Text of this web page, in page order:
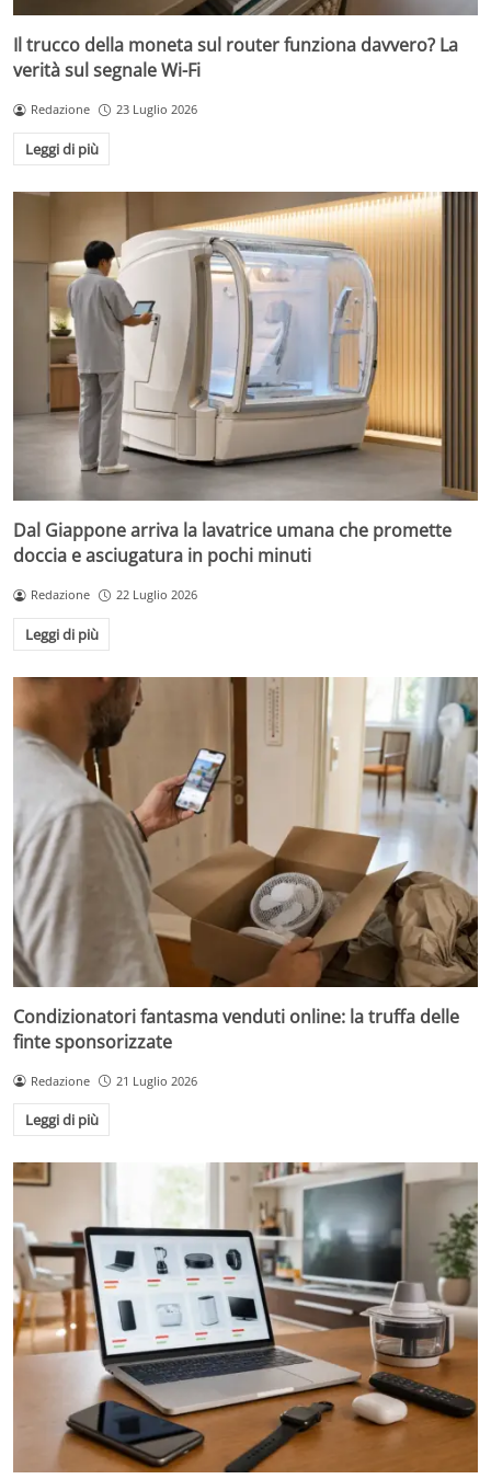
Il trucco della moneta sul router funziona davvero? La
verità sul segnale Wi-Fi
Redazione 23 Luglio 2026
Leggi di più
Dal Giappone arriva la lavatrice umana che promette
doccia e asciugatura in pochi minuti
Redazione 22 Luglio 2026
Leggi di più
Condizionatori fantasma venduti online: la truffa delle
finte sponsorizzate
Redazione 21 Luglio 2026
Leggi di più